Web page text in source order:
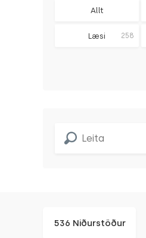
Allt
Læsi 258
536 Niðurstöður